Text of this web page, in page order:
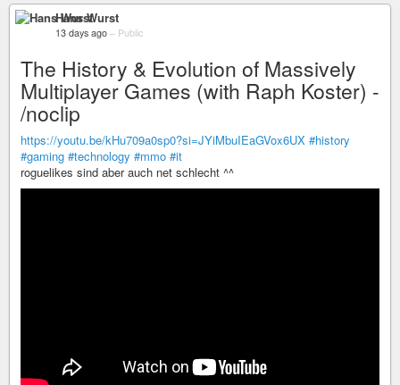
Hans Wurst
13 days ago – Public
The History & Evolution of Massively
Multiplayer Games (with Raph Koster) -
/noclip
https://youtu.be/kHu709a0sp0?si=JYiMbuIEaGVox6UX #history
#gaming #technology #mmo #it
roguelikes sind aber auch net schlecht ^^